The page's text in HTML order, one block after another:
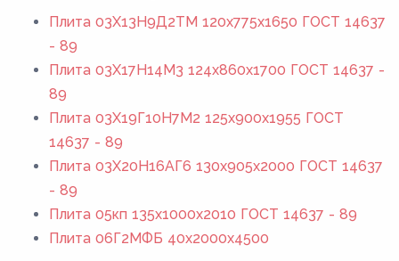
Плита 03Х13Н9Д2ТМ 120x775x1650 ГОСТ 14637
- 89
Плита 03Х17Н14М3 124x860x1700 ГОСТ 14637 -
89
Плита 03Х19Г10Н7М2 125x900x1955 ГОСТ
14637 - 89
Плита 03Х20Н16АГ6 130x905x2000 ГОСТ 14637
- 89
Плита 05кп 135x1000x2010 ГОСТ 14637 - 89
Плита 06Г2МФБ 40x2000x4500